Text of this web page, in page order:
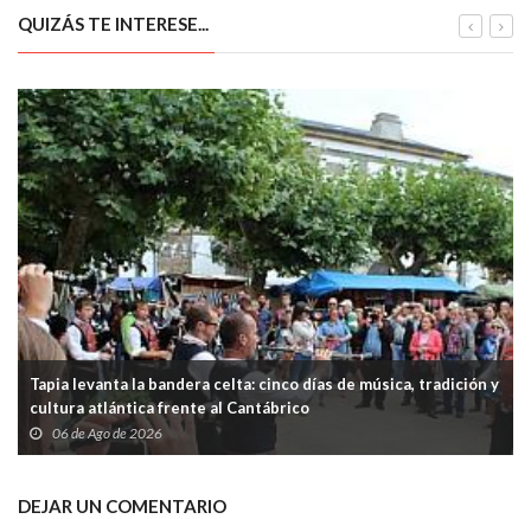
QUIZÁS TE INTERESE...
Tapia levanta la bandera celta: cinco días de música, tradición y
cultura atlántica frente al Cantábrico
06 de Ago de 2026
DEJAR UN COMENTARIO